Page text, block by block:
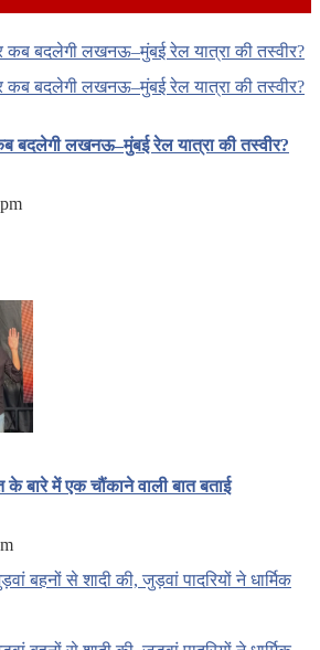
लखनऊ–मुंबई रेल यात्रा की तस्वीर?
के बारे में एक चौंकाने वाली बात बताई